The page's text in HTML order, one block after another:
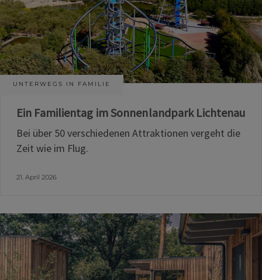
UNTERWEGS IN FAMILIE
Ein Familientag im Sonnenlandpark Lichtenau
Bei über 50 verschiedenen Attraktionen vergeht die
Zeit wie im Flug.
21. April 2026